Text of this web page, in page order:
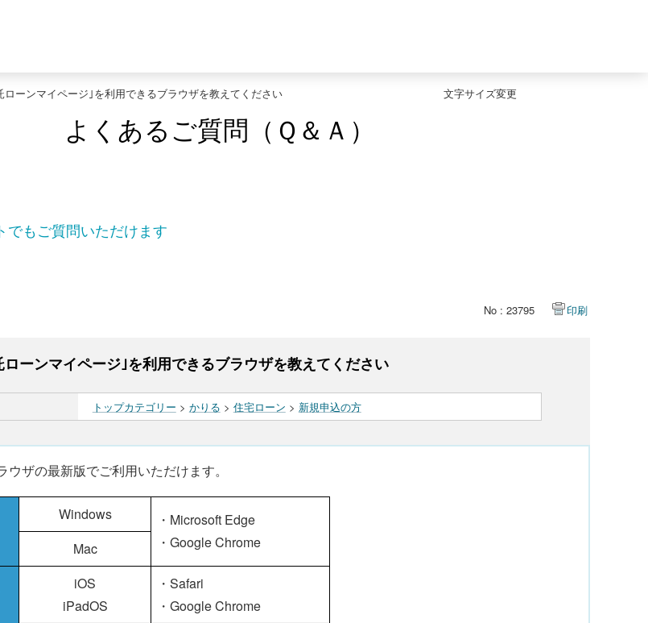
文字サイズ変更
ローンマイページ｣を利用できるブラウザを教えてください
よくあるご質問（Ｑ＆Ａ）
もご質問いただけます
No : 23795 印刷
ローンマイページ｣を利用できるブラウザを教えてください
トップカテゴリー > かりる > 住宅ローン > 新規申込の方
ウザの最新版でご利用いただけます。
Windows
・Microsoft Edge
・Google Chrome
Mac
iOS
iPadOS
・Safari
・Google Chrome